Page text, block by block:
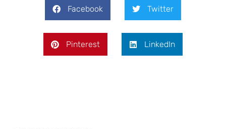
Facebook Twitter
Pinterest LinkedIn